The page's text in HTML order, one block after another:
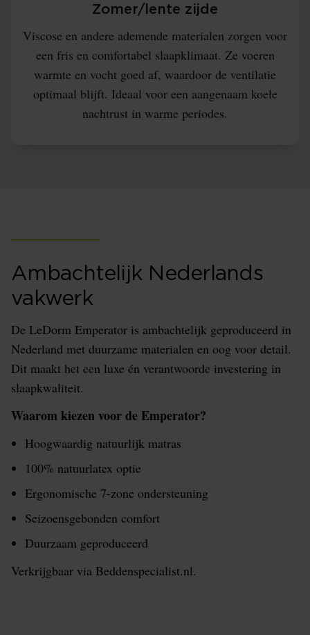
Zomer/lente zijde
Viscose en andere ademende materialen zorgen voor
een fris en comfortabel slaapklimaat. Ze voeren
warmte en vocht goed af, waardoor de ventilatie
optimaal blijft. Ideaal voor een aangenaam koele
nachtrust in warme periodes.
Ambachtelijk Nederlands
vakwerk
De LeDorm Emperator is ambachtelijk geproduceerd in
Nederland met duurzame materialen en oog voor detail.
Dit maakt het een luxe én verantwoorde investering in
slaapkwaliteit.
Waarom kiezen voor de Emperator?
Hoogwaardig natuurlijk matras
100% natuurlatex optie
Ergonomische 7-zone ondersteuning
Seizoensgebonden comfort
Duurzaam geproduceerd
Verkrijgbaar via Beddenspecialist.nl.